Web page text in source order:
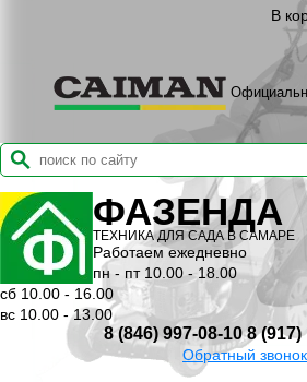
В
ФАЗЕНДА
ТЕХНИКА ДЛЯ САДА В САМАРЕ
Работаем ежедневно
пн - пт 10.00 - 18.00
сб 10.00 - 16.00
вс 10.00 - 13.00
8 (846) 997-08-10 8 (917)
Обратный звонок